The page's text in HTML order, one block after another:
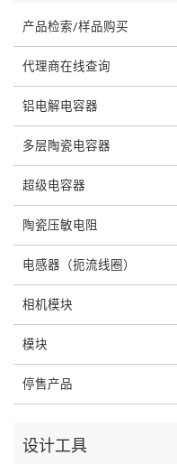
产品检索/样品购买
代理商在线查询
铝电解电容器
多层陶瓷电容器
超级电容器
陶瓷压敏电阻
电感器（扼流线圈）
相机模块
模块
停售产品
设计工具